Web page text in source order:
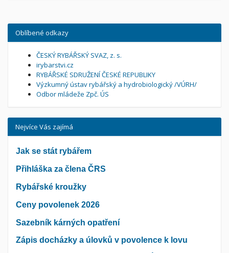
Oblíbené odkazy
ČESKÝ RYBÁŘSKÝ SVAZ, z. s.
irybarstvi.cz
RYBÁŘSKÉ SDRUŽENÍ ČESKÉ REPUBLIKY
Výzkumný ústav rybářský a hydrobiologický /VÚRH/
Odbor mládeže Zpč. ÚS
Nejvíce Vás zajímá
Jak se stát rybářem
Přihláška za člena ČRS
Rybářské kroužky
Ceny povolenek 2026
Sazebník kárných opatření
Zápis docházky a úlovků v povolence k lovu